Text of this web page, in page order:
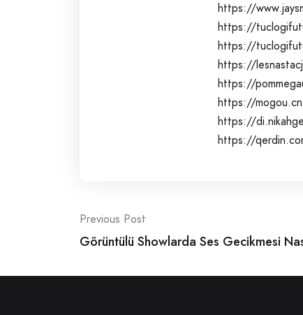
https://
https://
https://
https://
https://
https://
https://
https://
Post
navigation
Previous Post
Görüntülü Showlarda Ses Gecikmesi